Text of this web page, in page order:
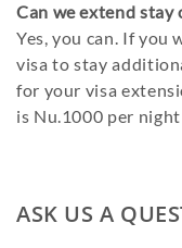
Can we extend stay
Yes, you can. If you
visa to stay
for your visa
is Nu.1000 per
ASK US A